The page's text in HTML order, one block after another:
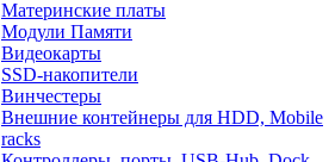
Материнские платы
Модули Памяти
Видеокарты
SSD-накопители
Винчестеры
Внешние контейнеры для HDD, Mobile
racks